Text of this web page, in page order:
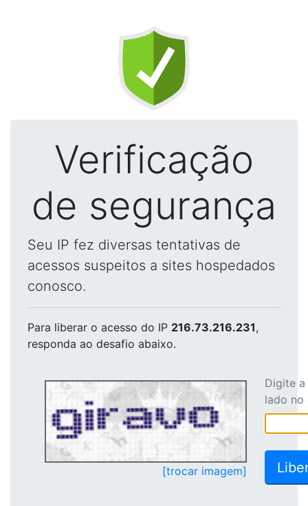
Verificação
de segurança
Seu IP fez diversas tentativas de
acessos suspeitos a sites hospedados
conosco.
Para liberar o acesso do IP 216.73.216.231,
responda ao desafio abaixo.
[trocar imagem]
Digite
lado no